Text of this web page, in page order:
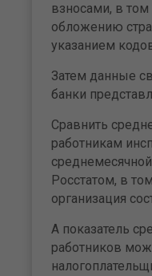
взносами, в
обложению
указанием
Затем данные
банки
Сравнить
работникам
Росстатом, в
организация
А показатель
работников